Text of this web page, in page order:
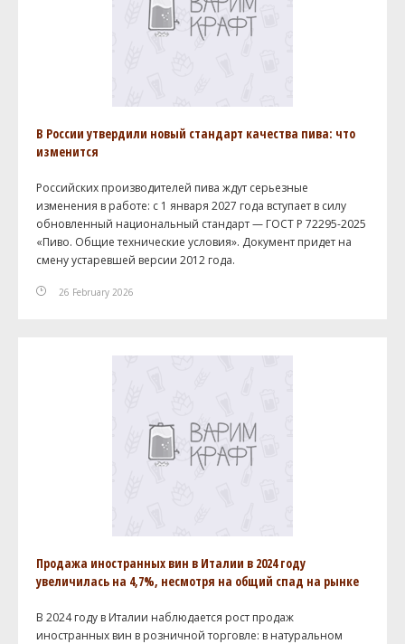
В России утвердили новый стандарт качества пива: что
изменится
Российских производителей пива ждут серьезные
изменения в работе: с 1 января 2027 года вступает в силу
обновленный национальный стандарт — ГОСТ Р 72295-2025
«Пиво. Общие технические условия». Документ придет на
смену устаревшей версии 2012 года.
26 February 2026
Продажа иностранных вин в Италии в 2024 году
увеличилась на 4,7%, несмотря на общий спад на рынке
В 2024 году в Италии наблюдается рост продаж
иностранных вин в розничной торговле: в натуральном